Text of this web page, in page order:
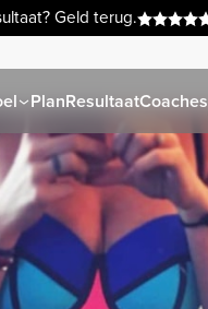
Geld terug.
PlanResultaatCoaches